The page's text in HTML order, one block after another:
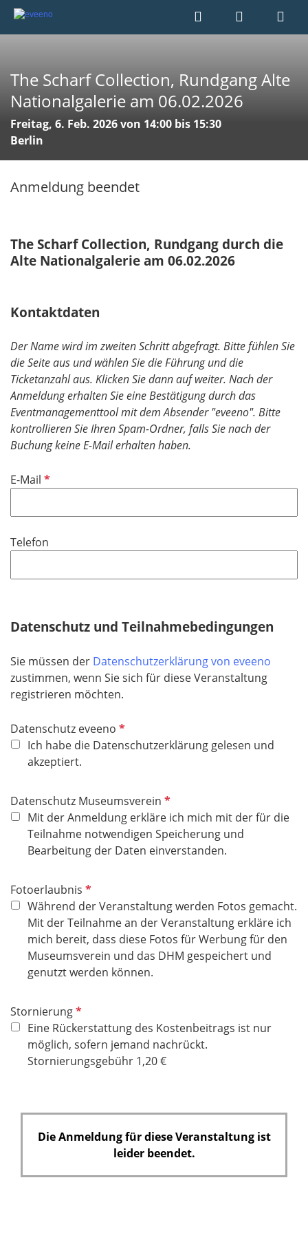
The Scharf Collection, Rundgang Alte
Nationalgalerie am 06.02.2026
Freitag, 6. Feb. 2026 von 14:00 bis 15:30
Berlin
Anmeldung beendet
The Scharf Collection, Rundgang durch die
Alte Nationalgalerie am 06.02.2026
Kontaktdaten
Der Name wird im zweiten Schritt abgefragt. Bitte fühlen Sie
die Seite aus und wählen Sie die Führung und die
Ticketanzahl aus. Klicken Sie dann auf weiter. Nach der
Anmeldung erhalten Sie eine Bestätigung durch das
Eventmanagementtool mit dem Absender "eveeno". Bitte
kontrollieren Sie Ihren Spam-Ordner, falls Sie nach der
Buchung keine E-Mail erhalten haben.
E-Mail P
c
t
l
Telefon
Datenschutz und Teilnahmebedingungen
Sie müssen der Datenschutzerklärung von eveeno
zustimmen, wenn Sie sich für diese Veranstaltung
registrieren möchten.
Datenschutz eveeno P
f
f
Ich habe die Datenschutzerklärung gelesen und
akzeptiert.
Datenschutz Museumsverein P
f
l
i
f
e
l
Mit der Anmeldung erkläre ich mich mit der für die
Teilnahme notwendigen Speicherung und
Bearbeitung der Daten einverstanden.
Fotoerlaubnis P
f
l
i
c
h
Während der Veranstaltung werden Fotos gemacht.
Mit der Teilnahme an der Veranstaltung erkläre ich
mich bereit, dass diese Fotos für Werbung für den
Museumsverein und das DHM gespeichert und
genutzt werden können.
StornierungP
f
l
i
t
e
d
Eine Rückerstattung des Kostenbeitrags ist nur
möglich, sofern jemand nachrückt.
Stornierungsgebühr 1,20 €
Die Anmeldung für diese Veranstaltung ist
leider beendet.